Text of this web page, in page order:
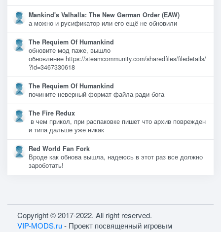
Mankind's Valhalla: The New German Order (EAW)
а можно и русификатор или его ещё не обновили
The Requiem Of Humankind
обновите мод паже, вышло
обновление https://steamcommunity.com/sharedfiles/filedetails/
?id=3467330618
The Requiem Of Humankind
почините неверный формат файла ради бога
The Fire Redux
в чем прикол, при распаковке пишет что архив поврежден
и типа дальше уже никак
Red World Fan Fork
Вроде как обнова вышла, надеюсь в этот раз все должно
зароботать!
Copyright © 2017-2022. All right reserved.
VIP-MODS.ru- Проект посвященный игровым